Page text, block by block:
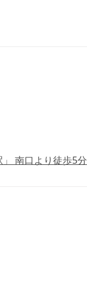
南口より徒歩5分